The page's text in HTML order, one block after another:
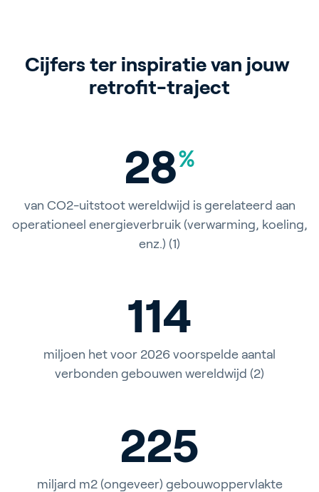
Cijfers ter inspiratie van jouw
retrofit-traject
28%
van CO2-uitstoot wereldwijd is gerelateerd aan
operationeel energieverbruik (verwarming, koeling,
enz.) (1)
115
miljoen het voor 2026 voorspelde aantal
verbonden gebouwen wereldwijd (2)
225
miljard m2 (ongeveer) gebouwoppervlakte